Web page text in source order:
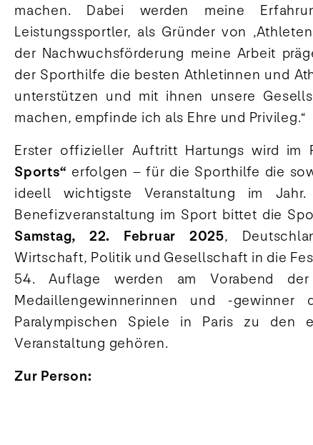
machen. Dabei werden meine
Leistungssportler, als Gründer von
der Nachwuchsförderung meine Arbeit
der Sporthilfe die besten Athletinnen und
unterstützen und mit ihnen unsere
machen, empfinde ich als Ehre und Privileg.“
Erster offizieller Auftritt Hartungs wird im
Sports“ erfolgen – für die Sporthilfe die
ideell wichtigste Veranstaltung im
Benefizveranstaltung im Sport bittet die
Samstag, 22. Februar 2025,
Wirtschaft, Politik und Gesellschaft in die
54. Auflage werden am Vorabend der
Medaillengewinnerinnen und -gewinner
Paralympischen Spiele in Paris zu den
Veranstaltung gehören.
Zur Person: